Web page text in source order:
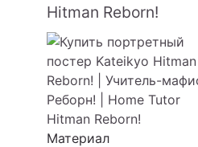
Hitman Reborn!
Материал